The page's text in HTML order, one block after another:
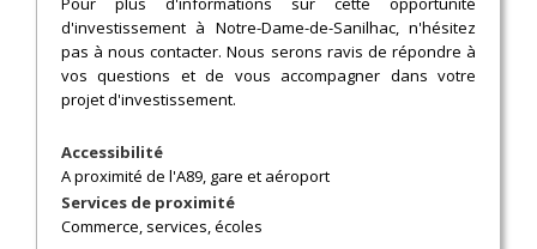
d'investissement à Notre-Dame-de-Sanilhac, n'hésitez
pas à nous contacter. Nous serons ravis de répondre à
vos questions et de vous accompagner dans votre
projet d'investissement.
Accessibilité
A proximité de l'A89, gare et aéroport
Services de proximité
Commerce, services, écoles